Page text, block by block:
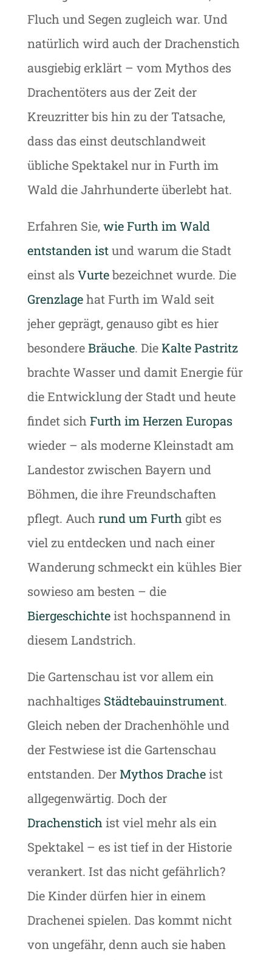
Fluch und Segen zugleich war. Und
natürlich wird auch der Drachenstich
ausgiebig erklärt – vom Mythos des
Drachentöters aus der Zeit der
Kreuzritter bis hin zu der Tatsache,
dass das einst deutschlandweit
übliche Spektakel nur in Furth im
Wald die Jahrhunderte überlebt hat.
Erfahren Sie, wie Furth im Wald
entstanden istund warum die Stadt
einst als Vurtebezeichnet wurde. Die
Grenzlagehat Furth im Wald seit
jeher geprägt, genauso gibt es hier
besondereBräuche. DieKalte Pastritz
brachte Wasser und damit Energie für
die Entwicklung der Stadt und heute
findet sich Furth im Herzen Europas
wieder – als moderne Kleinstadt am
Landestor zwischen Bayern und
Böhmen, die ihre Freundschaften
pflegt. Auch rund um Furth gibt es
viel zu entdecken und nach einer
Wanderung schmeckt ein kühles Bier
sowieso am besten – die
Biergeschichteist hochspannend in
diesem Landstrich.
Die Gartenschau ist vor allem ein
nachhaltiges Städtebauinstrument.
Gleich neben der Drachenhöhle und
der Festwiese ist die Gartenschau
entstanden. Der Mythos Dracheist
allgegenwärtig. Doch der
Drachenstich ist viel mehr als ein
Spektakel – es ist tief in der Historie
verankert. Ist das nicht gefährlich?
Die Kinder dürfen hier in einem
Drachenei spielen. Das kommt nicht
von ungefähr, denn auch sie haben